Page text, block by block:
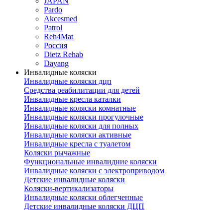
Pardo
Akcesmed
Patrol
Reh4Mat
Россия
Dietz Rehab
Dayang
Инвалидные коляски
Инвалидные коляски дцп
Средства реабилитации для детей
Инвалидные кресла каталки
Инвалидные коляски комнатные
Инвалидные коляски прогулочные
Инвалидные коляски для полных
Инвалидные коляски активные
Инвалидные кресла с туалетом
Коляски рычажные
Функциональные инвалидние коляски
Инвалидные коляски с электроприводом
Детские инвалидные коляски
Коляски-вертикализаторы
Инвалидные коляски облегченные
Детские инвалидные коляски ДЦП